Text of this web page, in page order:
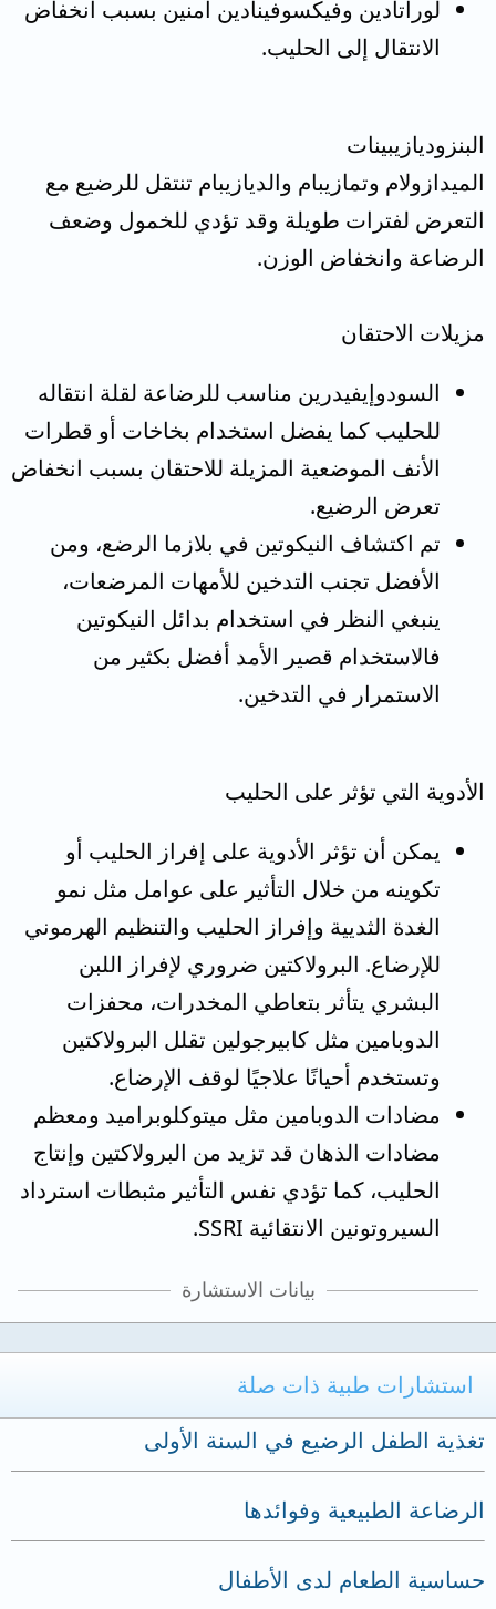
لوراتادين وفيكسوفينادين آمنين بسبب انخفاض
الانتقال إلى الحليب.
البنزوديازيبينات
الميدازولام وتمازيبام والديازيبام تنتقل للرضيع مع
التعرض لفترات طويلة وقد تؤدي للخمول وضعف
الرضاعة وانخفاض الوزن.
مزيلات الاحتقان
السودوإيفيدرين مناسب للرضاعة لقلة انتقاله
للحليب كما يفضل استخدام بخاخات أو قطرات
الأنف الموضعية المزيلة للاحتقان بسبب انخفاض
تعرض الرضيع.
تم اكتشاف النيكوتين في بلازما الرضع، ومن
الأفضل تجنب التدخين للأمهات المرضعات،
ينبغي النظر في استخدام بدائل النيكوتين
فالاستخدام قصير الأمد أفضل بكثير من
الاستمرار في التدخين.
الأدوية التي تؤثر على الحليب
يمكن أن تؤثر الأدوية على إفراز الحليب أو
تكوينه من خلال التأثير على عوامل مثل نمو
الغدة الثديية وإفراز الحليب والتنظيم الهرموني
للإرضاع. البرولاكتين ضروري لإفراز اللبن
البشري يتأثر بتعاطي المخدرات، محفزات
الدوبامين مثل كابيرجولين تقلل البرولاكتين
وتستخدم أحيانًا علاجيًا لوقف الإرضاع.
مضادات الدوبامين مثل ميتوكلوبراميد ومعظم
مضادات الذهان قد تزيد من البرولاكتين وإنتاج
الحليب، كما تؤدي نفس التأثير مثبطات استرداد
السيروتونين الانتقائية SSRI.
بيانات الاستشارة
استشارات طبية ذات صلة
تغذية الطفل الرضيع في السنة الأولى
الرضاعة الطبيعية وفوائدها
حساسية الطعام لدى الأطفال